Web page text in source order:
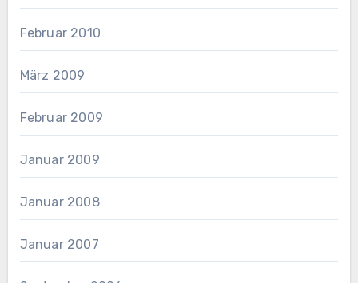
Februar 2010
März 2009
Februar 2009
Januar 2009
Januar 2008
Januar 2007